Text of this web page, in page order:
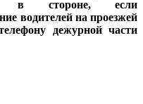
в стороне, если
водителей на проезжей
дежурной части